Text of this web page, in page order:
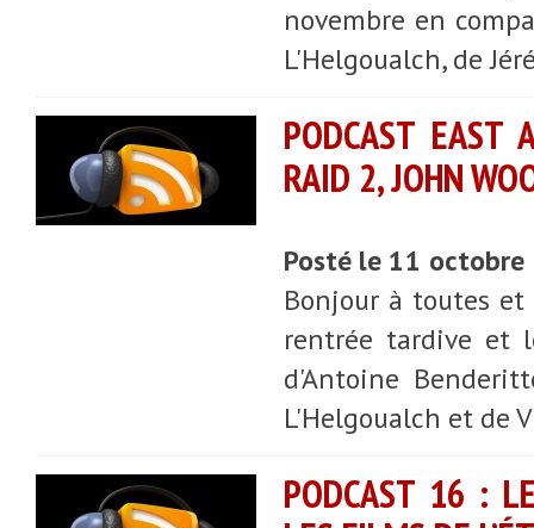
novembre en
L'Helgoualch, de
PODCAST EAST
RAID 2, JOHN
Posté le 11
Bonjour à toutes
rentrée tardive et
d'Antoine
L'Helgoualch et de
PODCAST 16 :